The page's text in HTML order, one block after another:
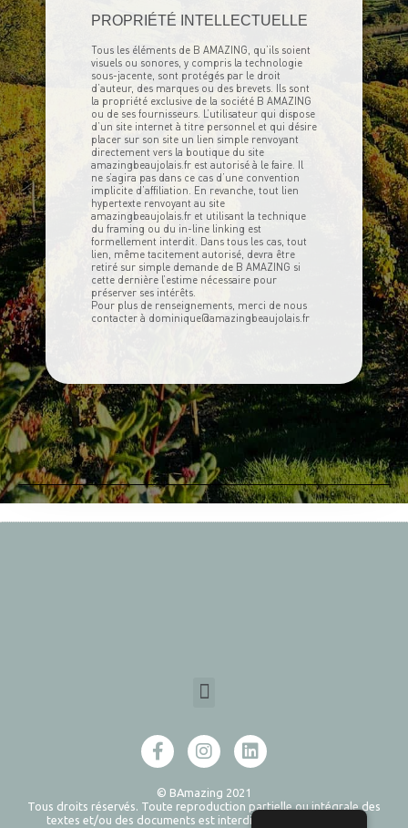
PROPRIÉTÉ INTELLECTUELLE
Tous les éléments de B AMAZING, qu’ils soient
visuels ou sonores, y compris la technologie
sous-jacente, sont protégés par le droit
d’auteur, des marques ou des brevets. Ils sont
la propriété exclusive de la société B AMAZING
ou de ses fournisseurs. L’utilisateur qui dispose
d’un site internet à titre personnel et qui désire
placer sur son site un lien simple renvoyant
directement vers la boutique du site
amazingbeaujolais.fr est autorisé à le faire. Il
ne s’agira pas dans ce cas d’une convention
implicite d’affiliation. En revanche, tout lien
hypertexte renvoyant au site
amazingbeaujolais.fr et utilisant la technique
du framing ou du in-line linking est
formellement interdit. Dans tous les cas, tout
lien, même tacitement autorisé, devra être
retiré sur simple demande de B AMAZING si
cette dernière l’estime nécessaire pour
préserver ses intérêts.
Pour plus de renseignements, merci de nous
contacter à dominique@amazingbeaujolais.fr
© BAmazing 2021
Tous droits réservés. Toute reproduction partielle ou intégrale des
textes et/ou des documents est interdite sans l’autorisation